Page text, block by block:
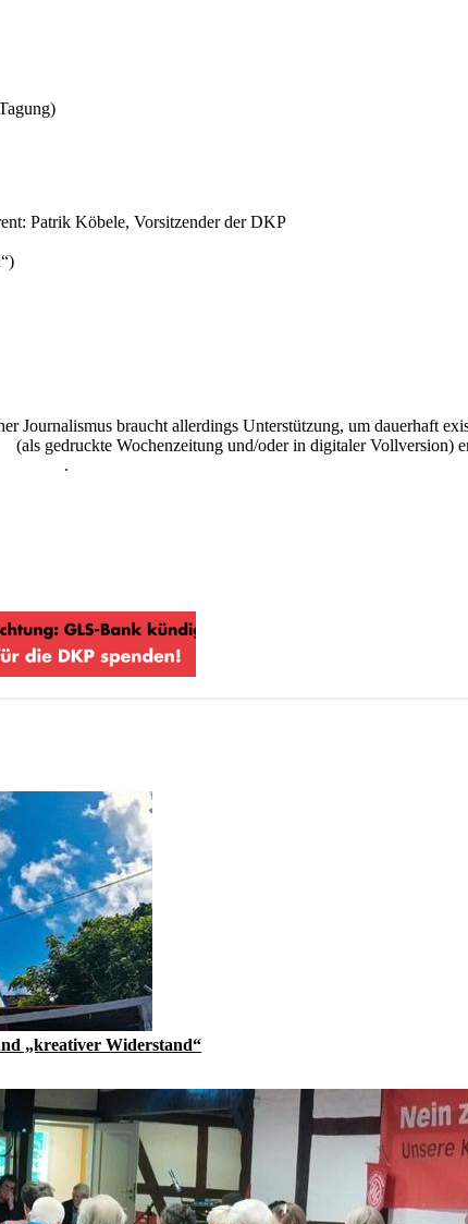
Patrik Köbele, Vorsitzender der DKP
Journalismus braucht allerdings Unterstützung, um dauerhaft
(als gedruckte Wochenzeitung und/oder in digitaler Vollversion)
.
„kreativer Widerstand“